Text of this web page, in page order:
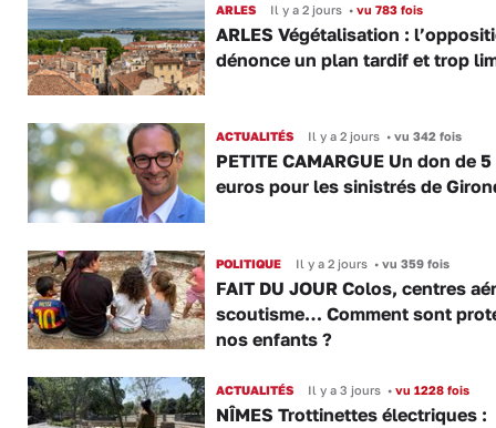
ARLES Il y a 2 jours •vu 783 fois
ARLES Végétalisation :
dénonce un plan tardif et trop
ACTUALITÉS Il y a 2 jours •vu 342 fois
PETITE CAMARGUE Un don de
euros pour les sinistrés de
POLITIQUE Il y a 2 jours •vu 359 fois
FAIT DU JOUR Colos, centres
scoutisme… Comment sont
nos enfants ?
ACTUALITÉS Il y a 3 jours •vu 1228 fois
NÎMES Trottinettes électriques :